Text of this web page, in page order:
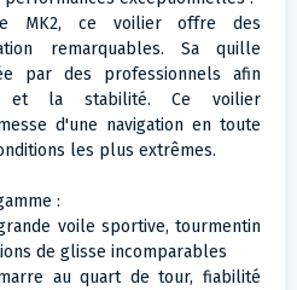
MK2, ce voilier offre des
remarquables. Sa quille
par des professionnels afin
et la stabilité. Ce voilier
d'une navigation en toute
les plus extrêmes.
:
voile sportive, tourmentin
de glisse incomparables
au quart de tour, fiabilité